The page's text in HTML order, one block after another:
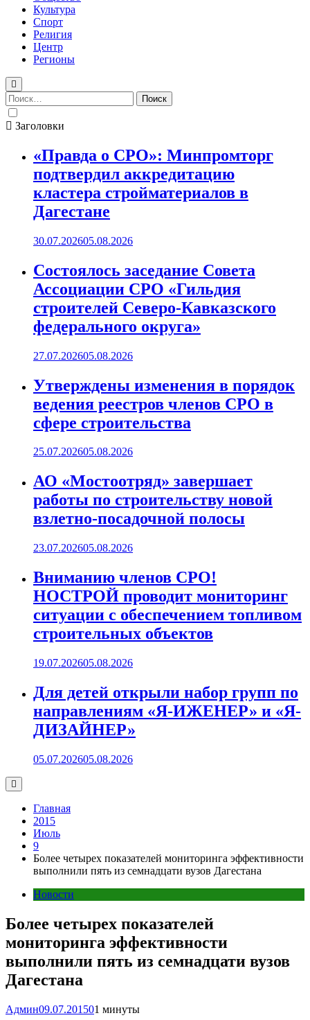
Культура
Спорт
Религия
Центр
Регионы
Найти:
Заголовки
«Правда о СРО»: Минпромторг
подтвердил аккредитацию
кластера стройматериалов в
Дагестане
30.07.202605.08.2026
Состоялось заседание Совета
Ассоциации СРО «Гильдия
строителей Северо-Кавказского
федерального округа»
27.07.202605.08.2026
Утверждены изменения в порядок
ведения реестров членов СРО в
сфере строительства
25.07.202605.08.2026
АО «Мостоотряд» завершает
работы по строительству новой
взлетно-посадочной полосы
23.07.202605.08.2026
Вниманию членов СРО!
НОСТРОЙ проводит мониторинг
ситуации с обеспечением топливом
строительных объектов
19.07.202605.08.2026
Для детей открыли набор групп по
направлениям «Я-ИЖЕНЕР» и «Я-
ДИЗАЙНЕР»
05.07.202605.08.2026
Главная
2015
Июль
9
Более четырех показателей мониторинга эффективности
выполнили пять из семнадцати вузов Дагестана
Новости
Более четырех показателей
мониторинга эффективности
выполнили пять из семнадцати вузов
Дагестана
Админ09.07.201501 минуты